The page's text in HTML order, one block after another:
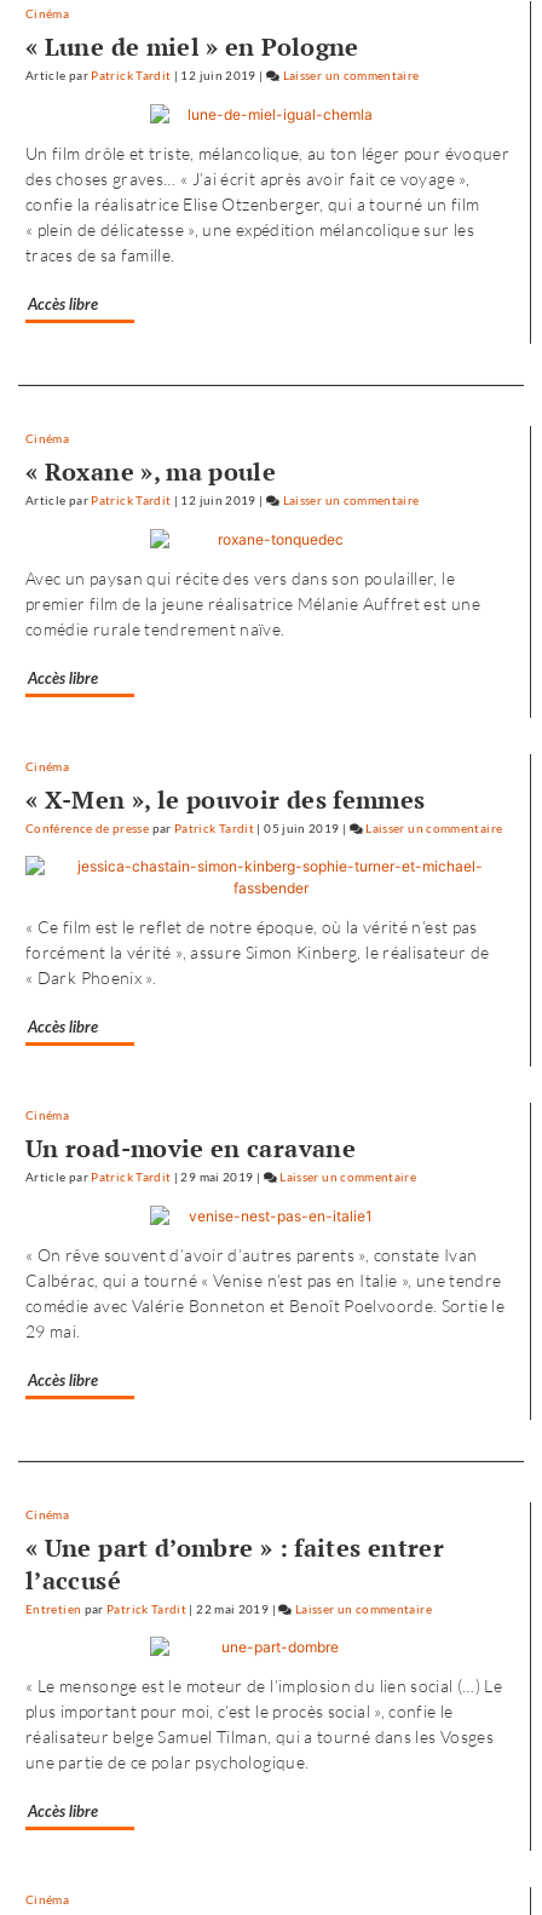
Cinéma
« Lune de miel » en Pologne
Article par Patrick Tardit 12 juin 2019 Laisser un commentaire
l’Ouest
de
«
Noureev
Un film drôle et triste, mélancolique, au ton léger pour évoquer
des choses graves… « J’ai écrit après avoir fait ce voyage »,
confie la réalisatrice Elise Otzenberger, qui a tourné un film
« plein de délicatesse », une expédition mélancolique sur les
traces de sa famille.
Accès libre
Separateur
Cinéma
« Roxane », ma poule
Article par Patrick Tardit | 12 juin 2019 | Laisser un commentaire
l’Ouest
de
Avec un paysan qui récite des vers dans son poulailler, le
premier film de la jeune réalisatrice Mélanie Auffret est une
comédie rurale tendrement naïve.
Accès libre
Cinéma
« X-Men », le pouvoir des femmes
Conférence de presse par Patrick Tardit |05 juin 2019 | Laisser un commentaire
« Ce film est le reflet de notre époque, où la vérité n’est pas
forcément la vérité », assure Simon Kinberg, le réalisateur de
« Dark Phoenix ».
Accès libre
Cinéma
Un road-movie en caravane
Article par Patrick Tardit |29 mai 2019 | Laisser un commentaire
l’Ouest
de
«
« On rêve souvent d’avoir d’autres parents », constate Ivan
Calbérac, qui a tourné « Venise n’est pas en Italie », une tendre
comédie avec Valérie Bonneton et Benoît Poelvoorde. Sortie le
29 mai.
Accès libre
Cinéma
« Une part d’ombre » : faites entrer
l’accusé
Entretien par Patrick Tardit |22 mai 2019 | Laisser un commentaireon
l’Ouest
de
«
« Le mensonge est le moteur de l’implosion du lien social (…) Le
plus important pour moi, c’est le procès social », confie le
réalisateur belge Samuel Tilman, qui a tourné dans les Vosges
une partie de ce polar psychologique.
Accès libre
Cinéma